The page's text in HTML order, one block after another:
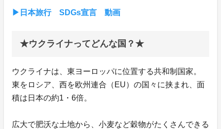
▶日本旅行 SDGs宣言 動画
★ウクライナってどんな国？★
ウクライナは、東ヨーロッパに位置する共和制国家。
東をロシア、西を欧州連合（EU）の国々に挟まれ、面
積は日本の約1・6倍。
広大で肥沃な土地から、小麦など穀物がたくさんできる